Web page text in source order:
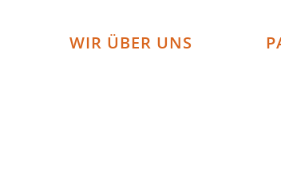
WIR ÜBER UNS